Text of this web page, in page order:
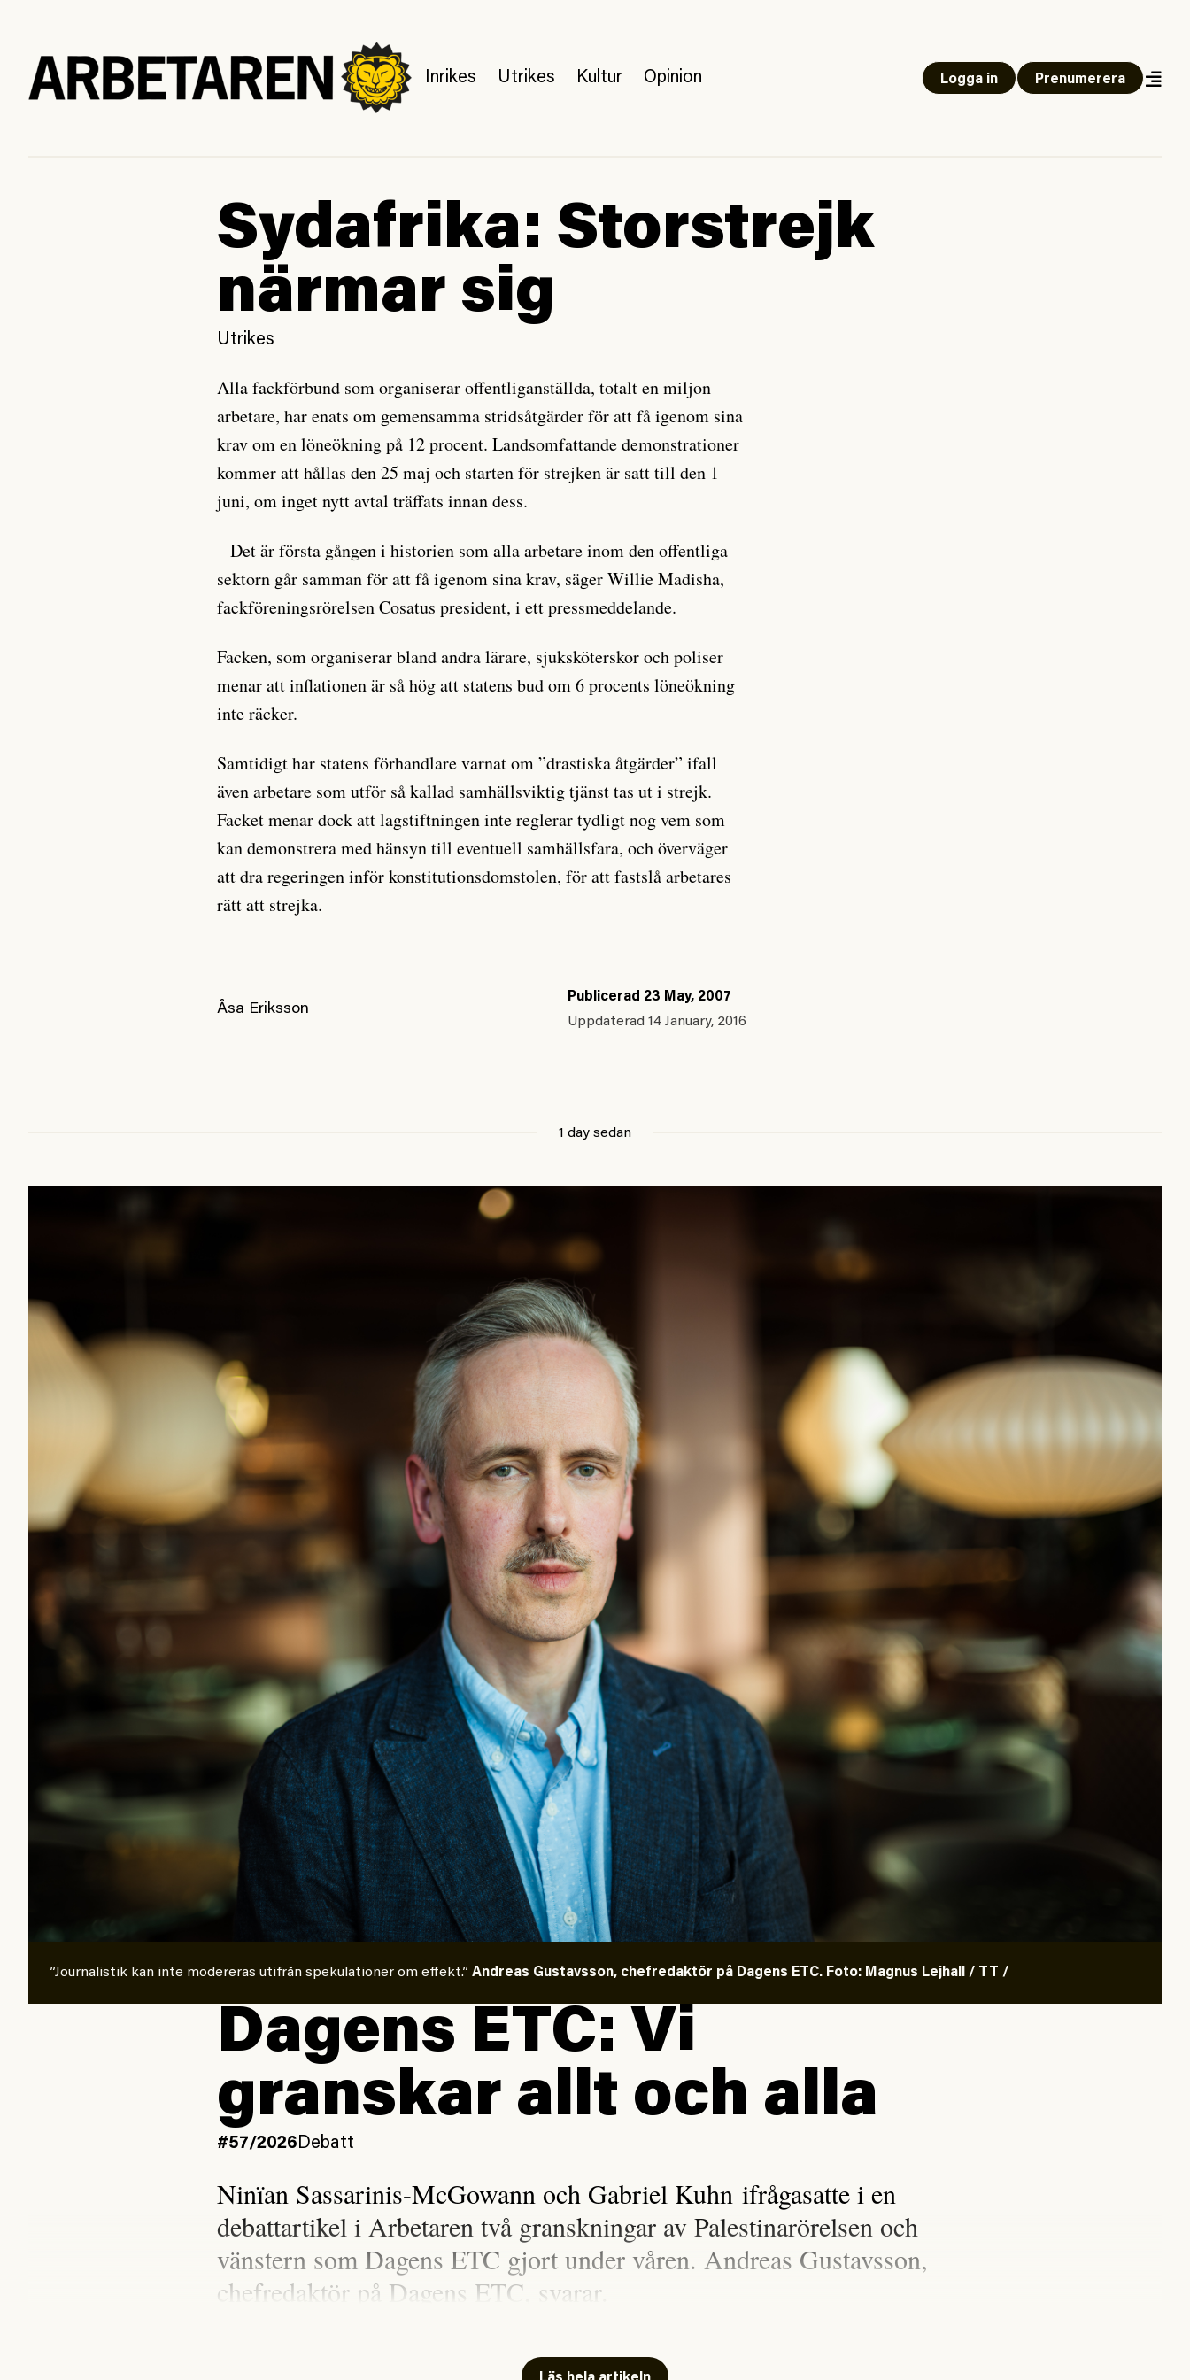
Inrikes Utrikes Kultur Opinion Logga in Prenumerera
Sydafrika: Storstrejk
närmar sig
Utrikes
Alla fackförbund som organiserar offentliganställda, totalt en miljon
arbetare, har enats om gemensamma stridsåtgärder för att få igenom sina
krav om en löneökning på 12 procent. Landsomfattande demonstrationer
kommer att hållas den 25 maj och starten för strejken är satt till den 1
juni, om inget nytt avtal träffats innan dess.
– Det är första gången i historien som alla arbetare inom den offentliga
sektorn går samman för att få igenom sina krav, säger Willie Madisha,
fackföreningsrörelsen Cosatus president, i ett pressmeddelande.
Facken, som organiserar bland andra lärare, sjuksköterskor och poliser
menar att inflationen är så hög att statens bud om 6 procents löneökning
inte räcker.
Samtidigt har statens förhandlare varnat om ”drastiska åtgärder” ifall
även arbetare som utför så kallad samhällsviktig tjänst tas ut i strejk.
Facket menar dock att lagstiftningen inte reglerar tydligt nog vem som
kan demonstrera med hänsyn till eventuell samhällsfara, och överväger
att dra regeringen inför konstitutionsdomstolen, för att fastslå arbetares
rätt att strejka.
Åsa Eriksson
Publicerad 23 May, 2007
Uppdaterad 14 January, 2016
1 day sedan
”Journalistik kan inte modereras utifrån spekulationer om effekt.” Andreas Gustavsson, chefredaktör på Dagens ETC. Foto: Magnus Lejhall / TT /
Dagens ETC: Vi
granskar allt och alla
#57/2026Debatt
Ninïan Sassarinis-McGowann och Gabriel Kuhn ifrågasatte i en
debattartikel i Arbetaren två granskningar av Palestinarörelsen och
vänstern som Dagens ETC gjort under våren. Andreas Gustavsson,
chefredaktör på Dagens ETC, svarar.
Syndikalisterna, undrar i Arbetaren (#54/2026) om ”sensationalism